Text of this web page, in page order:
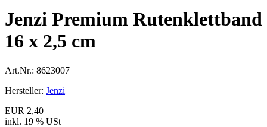
Jenzi Premium Rutenklettband
16 x 2,5 cm
Art.Nr.: 8623007
Hersteller: Jenzi
EUR 2,40
inkl. 19 % USt